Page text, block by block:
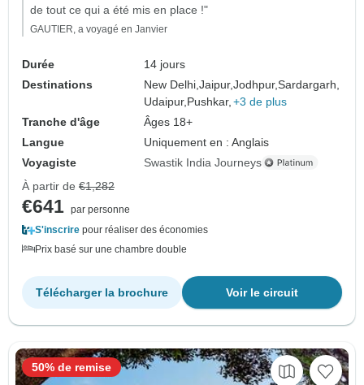
de tout ce qui a été mis en place !"
GAUTIER, a voyagé en Janvier
Durée
14 jours
Destinations
New Delhi,Jaipur,Jodhpur,Sardargarh,
Udaipur, Pushkar, +3 de plus
Tranche d'âge
Âges 18+
Langue
Uniquement en : Anglais
Voyagiste
Swastik India Journeys
À partir de €1,282
€641 par personne
S'inscrire pour réaliser des économies
Prix basé sur une chambre double
Voir le circuit
Télécharger la brochure
50% de remise